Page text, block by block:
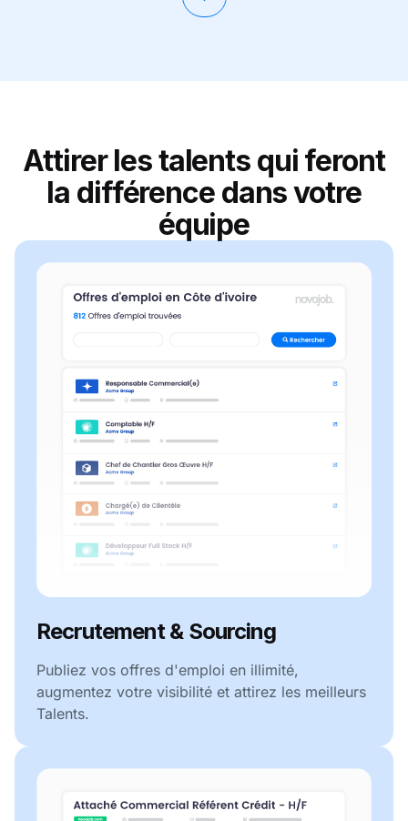
Attirer les talents qui feront
la différence dans votre
équipe
Recrutement & Sourcing
Publiez vos offres d'emploi en illimité,
augmentez votre visibilité et attirez les meilleurs
Talents.